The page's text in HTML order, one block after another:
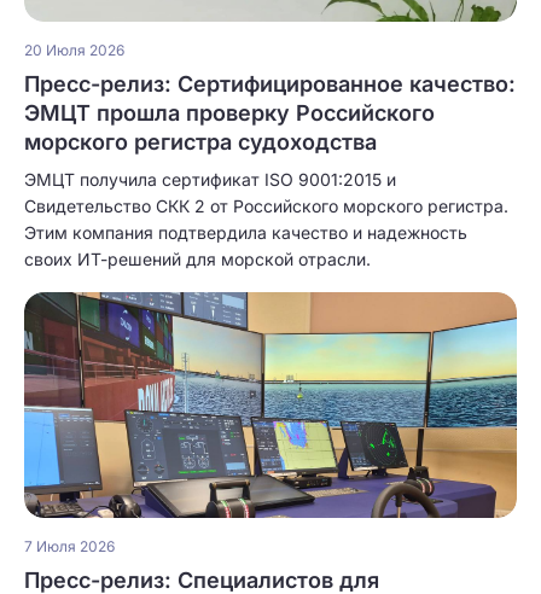
20 Июля 2026
Пресс-релиз: Сертифицированное качество:
ЭМЦТ прошла проверку Российского
морского регистра судоходства
ЭМЦТ получила сертификат ISO 9001:2015 и
Свидетельство СКК 2 от Российского морского регистра.
Этим компания подтвердила качество и надежность
своих ИТ-решений для морской отрасли.
7 Июля 2026
Пресс-релиз: Специалистов для